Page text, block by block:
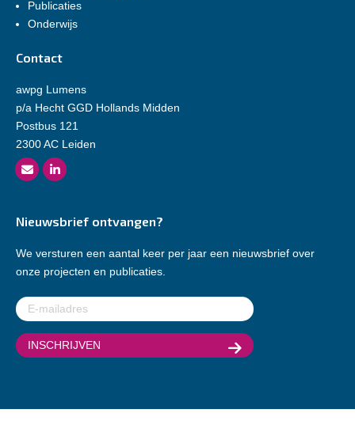
Publicaties
Onderwijs
Contact
awpg Lumens
p/a Hecht GGD Hollands Midden
Postbus 121
2300 AC Leiden
Nieuwsbrief ontvangen?
We versturen een aantal keer per jaar een nieuwsbrief over
onze projecten en publicaties.
E-
mailadres(Vereist)